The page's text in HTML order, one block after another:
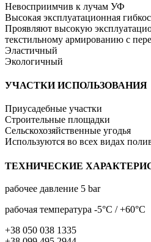
Невосприимчив к лучам УФ
Высокая эксплуатационная
Проявляют высокую
текстильному армированию с
Эластичный
Экологичный
УЧАСТКИ ИСПОЛЬЗОВАНИЯ
Приусадебные участки
Строительные площадки
Сельскохозяйственные угодья
Используются во всех видах
ТЕХНИЧЕСКИЕ
рабочее давление 5 bar
рабочая температура -5°C / +60°C
+38 050 038 1335